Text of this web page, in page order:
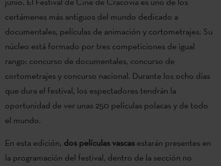
certámenes más antiguos del mundo dedicado a
documentales, películas de animación y cortometrajes. Su
núcleo está formado por tres competiciones de igual
rango: concurso de documentales, concurso de
cortometrajes y concurso nacional. Durante los ocho días
que dura el festival, los espectadores tendrán la
oportunidad de ver unas 250 películas polacas y de todo
el mundo.
En esta edición, dos películas vascas estarán presentes en
la programación del festival, dentro de la sección no